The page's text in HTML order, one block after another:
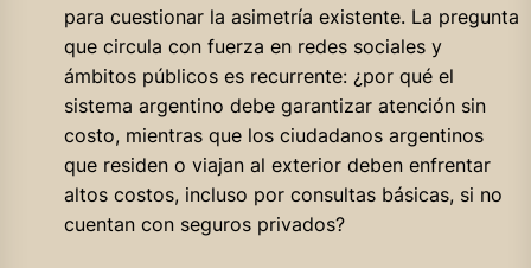
para cuestionar la asimetría existente. La pregunta
que circula con fuerza en redes sociales y
ámbitos públicos es recurrente: ¿por qué el
sistema argentino debe garantizar atención sin
costo, mientras que los ciudadanos argentinos
que residen o viajan al exterior deben enfrentar
altos costos, incluso por consultas básicas, si no
cuentan con seguros privados?